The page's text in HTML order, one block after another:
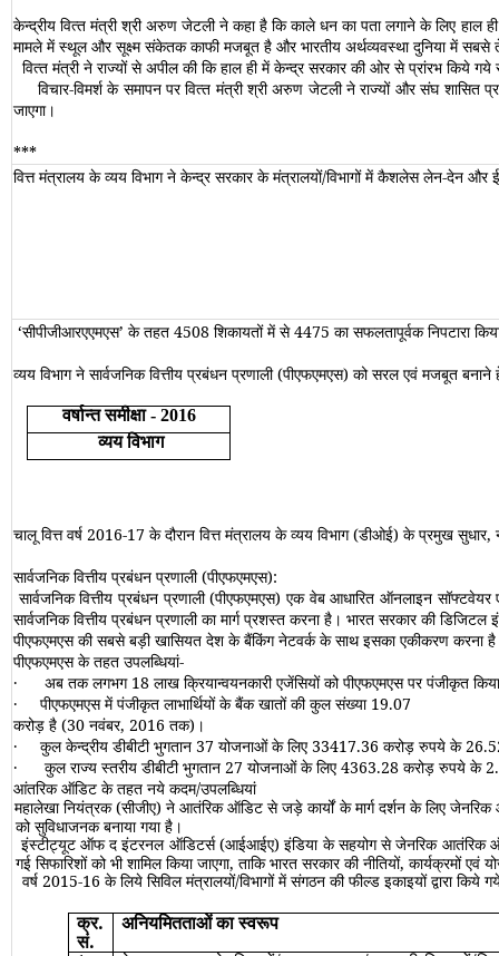
केन्‍द्रीय वित्‍त मंत्री श्री अरुण जेटली ने कहा है कि काले धन का पता लगाने के लिए हाल ही
मामले में स्‍थूल और सूक्ष्‍म संकेतक काफी मजबूत है और भारतीय अर्थव्‍यवस्‍था दुनिया में
वित्‍त मंत्री ने राज्‍यों से अपील की कि हाल ही में केन्‍द्र सरकार की ओर से प्रांरभ किये
विचार-विमर्श के समापन पर वित्‍त मंत्री श्री अरुण जेटली ने राज्‍यों और संघ शासित
जाएगा।
***
वित्त मंत्रालय के व्यय विभाग ने केन्द्र सरकार के मंत्रालयों/विभागों में कैशलेस लेन-देन और
‘सीपीजीआरएएमएस’ के तहत 4508 शिकायतों में से 4475 का सफलतापूर्वक निपटारा
व्यय विभाग ने सार्वजनिक वित्तीय प्रबंधन प्रणाली (पीएफएमएस) को सरल एवं मजबूत
वर्षान्त समीक्षा- 2016
व्यय विभाग
चालू वित्त वर्ष 2016-17 के दौरान वित्त मंत्रालय के व्यय विभाग (डीओई) के प्रमुख सुधार,
सार्वजनिक वित्तीय प्रबंधन प्रणाली (पीएफएमएस):
सार्वजनिक वित्तीय प्रबंधन प्रणाली (पीएफएमएस) एक वेब आधारित ऑनलाइन
सार्वजनिक वित्तीय प्रबंधन प्रणाली का मार्ग प्रशस्त करना है। भारत सरकार की
पीएफएमएस की सबसे बड़ी खासियत देश के बैंकिंग नेटवर्क के साथ इसका एकीकरण करना
पीएफएमएस के तहत उपलब्धियां-
· अब तक लगभग 18 लाख क्रियान्वयनकारी एजेंसियों को पीएफएमएस पर पंजीकृत
· पीएफएमएस में पंजीकृत लाभार्थियों के बैंक खातों की कुल संख्या 19.07
करोड़ है (30 नवंबर, 2016 तक)।
· कुल केन्द्रीय डीबीटी भुगतान 37 योजनाओं के लिए 33417.36 करोड़ रुपये के
·
कुल राज्य स्तरीय डीबीटी भुगतान 27 योजनाओं के लिए 4363.28 करोड़ रुपये
आंतरिक ऑडिट के तहत नये कदम/उपलब्धियां
महालेखा नियंत्रक (सीजीए) ने आतंरिक ऑडिट से जड़े कार्यों के मार्ग दर्शन के लिए
को सुविधाजनक बनाया गया है।
इंस्टीट्यूट ऑफ द इंटरनल ऑडिटर्स (आईआईए) इंडिया के सहयोग से जेनरिक आतंरिक
गई सिफारिशों को भी शामिल किया जाएगा, ताकि भारत सरकार की नीतियों,
वर्ष 2015-16 के लिये सिविल मंत्रालयों/विभागों में संगठन की फील्ड इकाइयों द्वारा
क्र.
सं.
अनियमितताओं का स्वरूप